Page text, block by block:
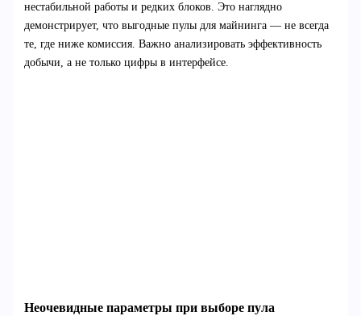
нестабильной работы и редких блоков. Это наглядно
демонстрирует, что выгодные пулы для майнинга — не всегда
те, где ниже комиссия. Важно анализировать эффективность
добычи, а не только цифры в интерфейсе.
Неочевидные параметры при выборе пула